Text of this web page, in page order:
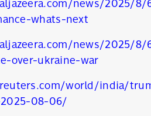
whats-next
news/2025/
over-ukraine-war
world/india/
08-06/